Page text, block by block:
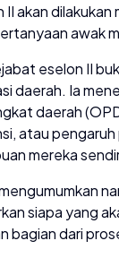
akan
awak
eselon II
daerah. Ia
daerah
atau
mereka
siapa yang
bagian dari